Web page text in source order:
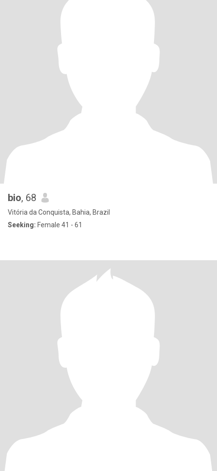
bio, 68
Vitória da Conquista, Bahia, Brazil
Seeking: Female 41 - 61